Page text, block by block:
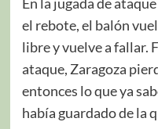
el rebote, el balón
libre y vuelve a fallar.
ataque, Zaragoza
entonces lo que ya
había guardado de la